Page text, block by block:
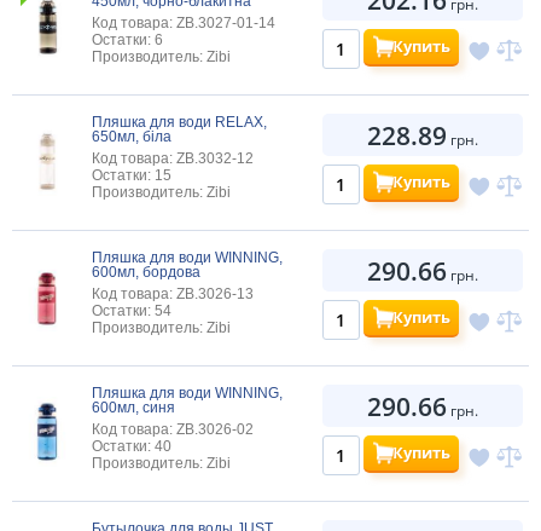
Код товара: ZB.3027-01-14
Остатки: 6
Производитель: Zibi
грн.
Купить
Пляшка для води RELAX,
650мл, біла
Код товара: ZB.3032-12
Остатки: 15
Производитель: Zibi
228.89 грн.
Купить
Пляшка для води WINNING,
600мл, бордова
Код товара: ZB.3026-13
Остатки: 54
Производитель: Zibi
290.66 грн.
Купить
Пляшка для води WINNING,
600мл, синя
Код товара: ZB.3026-02
Остатки: 40
Производитель: Zibi
290.66 грн.
Купить